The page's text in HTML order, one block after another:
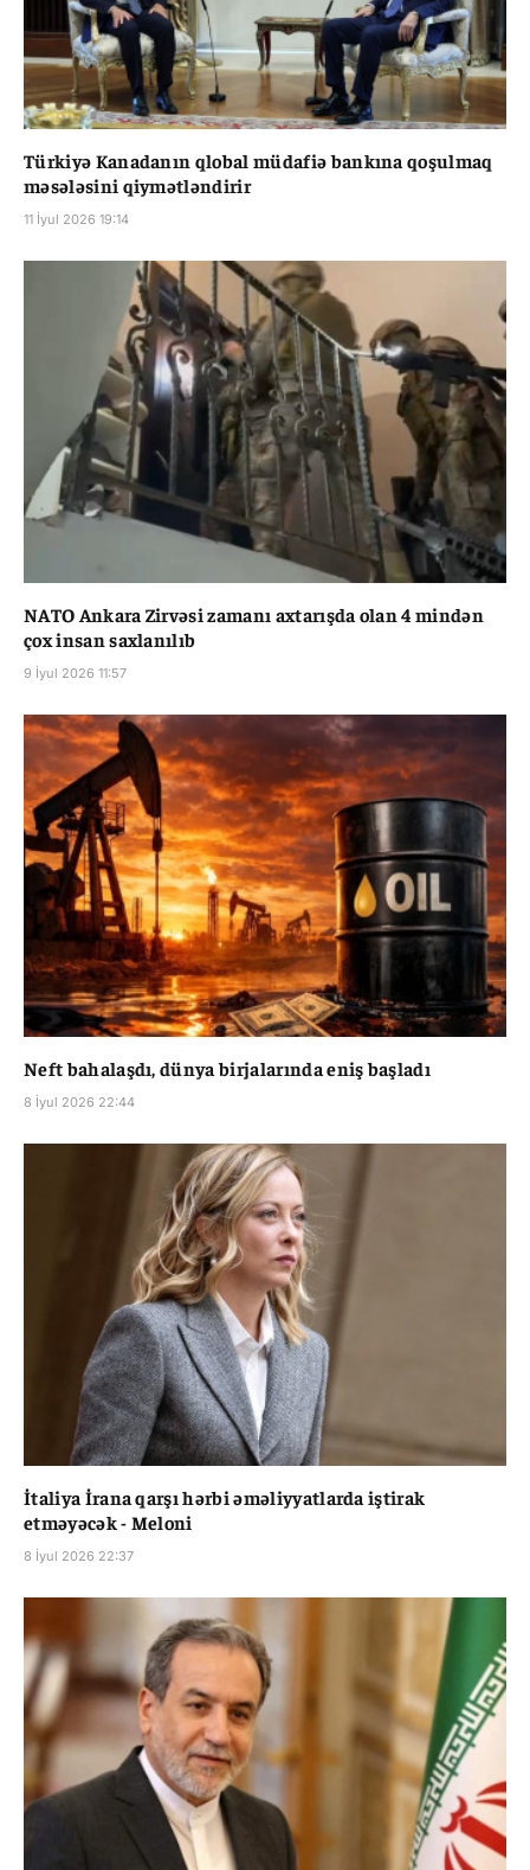
Türkiyə Kanadanın qlobal müdafiə bankına qoşulmaq
məsələsini qiymətləndirir
11 İyul 2026 19:14
NATO Ankara Zirvəsi zamanı axtarışda olan 4 mindən
çox insan saxlanılıb
9 İyul 2026 11:57
Neft bahalaşdı, dünya birjalarında eniş başladı
8 İyul 2026 22:44
İtaliya İrana qarşı hərbi əməliyyatlarda iştirak
etməyəcək - Meloni
8 İyul 2026 22:37